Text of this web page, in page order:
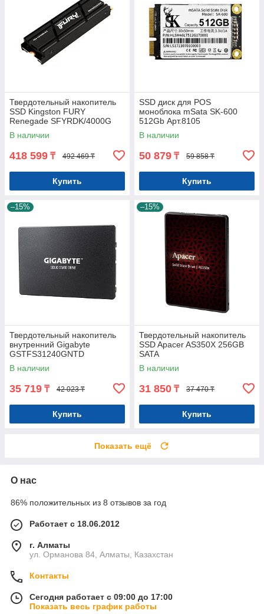
Твердотельный накопитель
SSD Kingston FURY
Renegade SFYRDK/4000G
M.2 NVMe PCIe 4.0 HeatSink
В наличии
418 599 ₸ 492 469 ₸
Купить
SSD диск для POS
моноблока mSata SK-600
512Gb Арт.8105
В наличии
50 879 ₸ 59 858 ₸
Купить
–15%
Твердотельный накопитель
внутренний Gigabyte
GSTFS31240GNTD
В наличии
35 719 ₸ 42 023 ₸
Купить
–15%
Твердотельный накопитель
SSD Apacer AS350X 256GB
SATA
В наличии
31 850 ₸ 37 470 ₸
Купить
Показать ещё
О нас
86% положительных из 8 отзывов за год
Работает с 18.06.2012
г. Алматы
ул. Орманова 84, Алматы, Казахстан
Контакты
Сегодня работает с 09:00 до 17:00
Показать весь график работы